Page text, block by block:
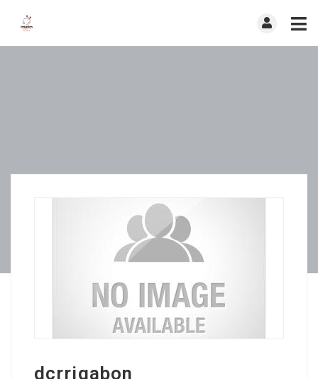
dcrriqabon